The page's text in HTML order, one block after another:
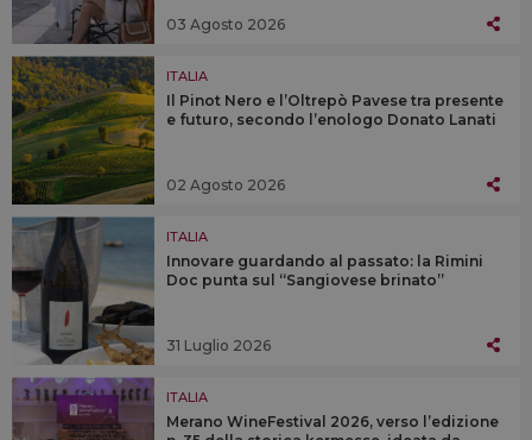
03 Agosto 2026
ITALIA
Il Pinot Nero e l’Oltrepò Pavese tra presente
e futuro, secondo l’enologo Donato Lanati
02 Agosto 2026
ITALIA
Innovare guardando al passato: la Rimini
Doc punta sul “Sangiovese brinato”
31 Luglio 2026
ITALIA
Merano WineFestival 2026, verso l’edizione